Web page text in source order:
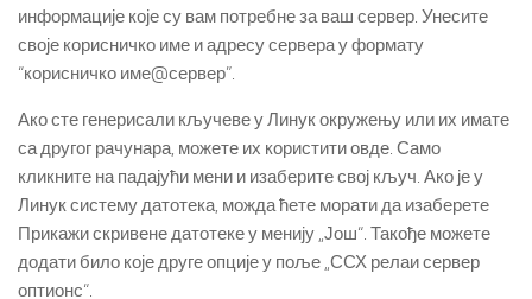
информације које су вам потребне за ваш сервер. Унесите
своје корисничко име и адресу сервера у формату
“корисничко име@сервер”.
Ако сте генерисали кључеве у Линук окружењу или их имате
са другог рачунара, можете их користити овде. Само
кликните на падајући мени и изаберите свој кључ. Ако је у
Линук систему датотека, можда ћете морати да изаберете
Прикажи скривене датотеке у менију „Још“. Такође можете
додати било које друге опције у поље „ССХ релаи сервер
оптионс“.